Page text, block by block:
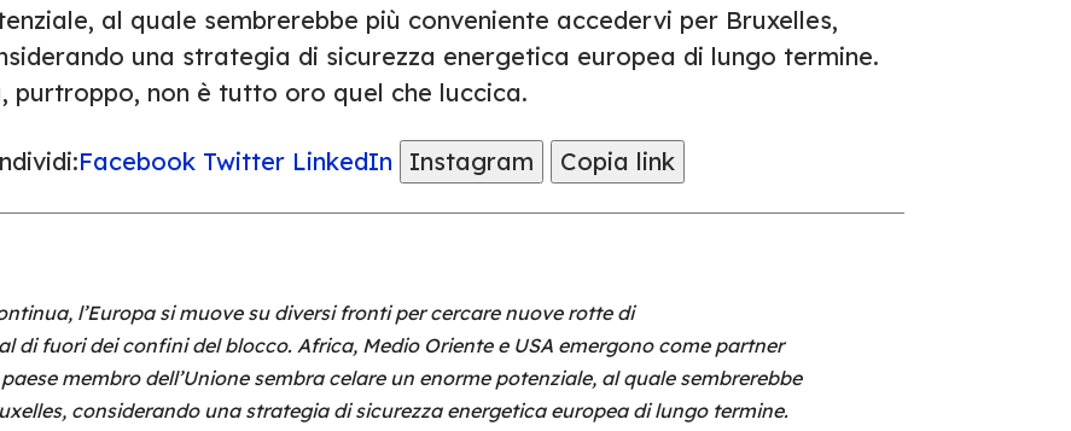
al quale sembrerebbe più conveniente accedervi per Bruxelles,
una strategia di sicurezza energetica europea di lungo termine.
purtroppo, non è tutto oro quel che luccica.
Facebook Twitter LinkedIn Instagram Copia link
l’Europa si muove su diversi fronti per cercare nuove rotte di
di fuori dei confini del blocco. Africa, Medio Oriente e USA emergono come partner
membro dell’Unione sembra celare un enorme potenziale, al quale sembrerebbe
considerando una strategia di sicurezza energetica europea di lungo termine.